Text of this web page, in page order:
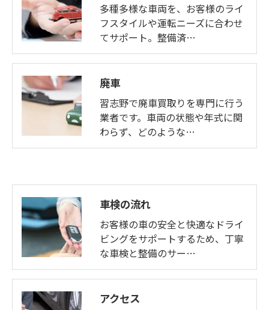
多種多様な車両を、お客様のライ
フスタイルや運転ニーズに合わせ
てサポート。整備済…
廃車
習志野で廃車買取りを専門に行う
業者です。車両の状態や年式に関
わらず、どのような…
車検の流れ
お客様の車の安全と快適なドライ
ビングをサポートするため、丁寧
な車検と整備のサー…
アクセス